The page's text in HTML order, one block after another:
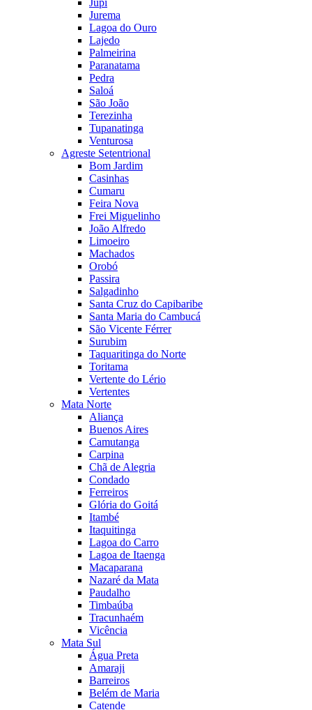
Jupi
Jurema
Lagoa do Ouro
Lajedo
Palmeirina
Paranatama
Pedra
Saloá
São João
Terezinha
Tupanatinga
Venturosa
Agreste Setentrional
Bom Jardim
Casinhas
Cumaru
Feira Nova
Frei Miguelinho
João Alfredo
Limoeiro
Machados
Orobó
Passira
Salgadinho
Santa Cruz do Capibaribe
Santa Maria do Cambucá
São Vicente Férrer
Surubim
Taquaritinga do Norte
Toritama
Vertente do Lério
Vertentes
Mata Norte
Aliança
Buenos Aires
Camutanga
Carpina
Chã de Alegria
Condado
Ferreiros
Glória do Goitá
Itambé
Itaquitinga
Lagoa do Carro
Lagoa de Itaenga
Macaparana
Nazaré da Mata
Paudalho
Timbaúba
Tracunhaém
Vicência
Mata Sul
Água Preta
Amaraji
Barreiros
Belém de Maria
Catende